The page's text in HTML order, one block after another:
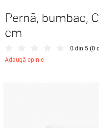
Pernă, bumbac,
cm
0 din 5 (0
Adaugă opinie